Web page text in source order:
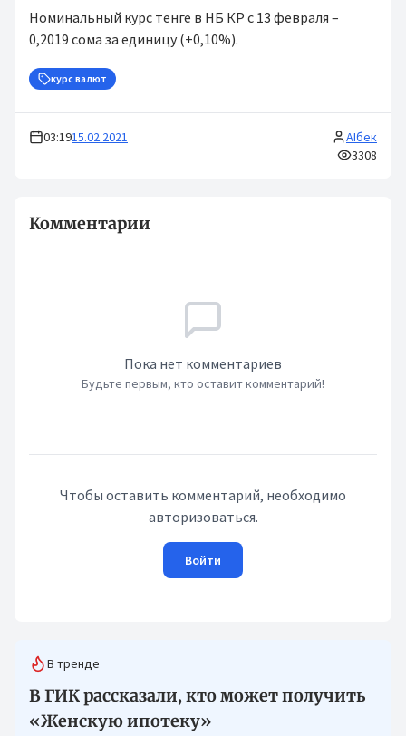
Номинальный курс тенге в НБ КР с 13 февраля –
0,2019 сома за единицу (+0,10%).
курс валют
03:1915.02.2021
AIбек
3308
Комментарии
Пока нет комментариев
Будьте первым, кто оставит комментарий!
Чтобы оставить комментарий, необходимо
авторизоваться.
Войти
В тренде
В ГИК рассказали, кто может получить
«Женскую ипотеку»